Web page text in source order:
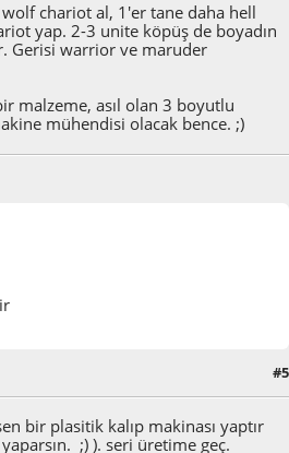
chariot al, 1'er tane daha hell
yap. 2-3 unite köpüş de boyadın
Gerisi warrior ve maruder
malzeme, asıl olan 3 boyutlu
mühendisi olacak bence. ;)
#5
bir plasitik kalıp makinası yaptır
;) ). seri üretime geç.